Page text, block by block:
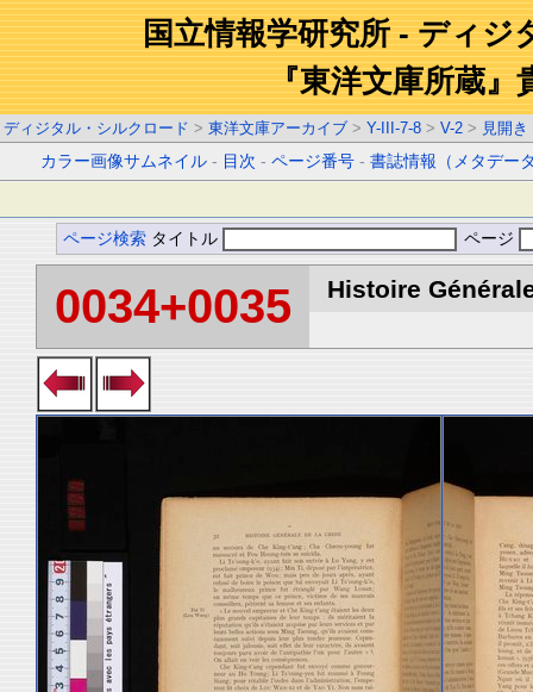
国立情報学研究所 - ディジ
『東洋文庫所蔵』
ディジタル・シルクロード > 東洋文庫アーカイブ > Y-III-7-8 > V-2 > 見開き
カラー画像サムネイル - 目次 -ページ番号 -書誌情報（メタデー
ページ検索 タイトル ページ
0034+0035 Histoire